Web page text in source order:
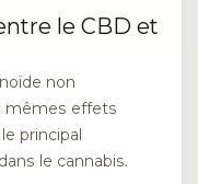
le CBD et
non
mêmes effets
principal
le cannabis.